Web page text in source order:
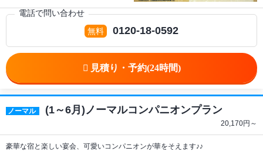
電話で問い合わせ
0120-18-0592
ノーマル (1～6月)ノーマルコンパニオンプラン
20,170円～
豪華な宿と楽しい宴会、可愛いコンパニオンが華をそえます♪♪